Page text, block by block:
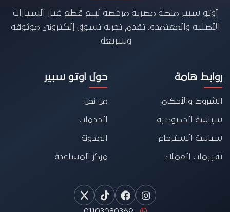
أوتو سبير منصة مصرية مرخصة لبيع قطع غيار السيارات
الأصلية والمعتمدة، تقدم تجربة تسوق إلكتروني موثوقة
وسريعة.
روابط هامة
الشروط والأحكام
سياسة الخصوصية
سياسة الاسترجاع
تقييمات العملاء
حول اوتو سبير
من نحن
الخدمات
المدونة
مركز المساعدة